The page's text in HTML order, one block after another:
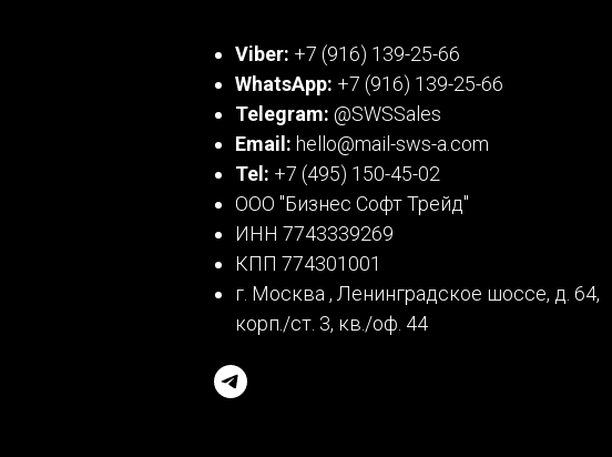
Viber: +7 (916) 139-25-66
WhatsApp: +7 (916) 139-25-66
Telegram: @SWSSales
Email: hello@mail-sws-a.com
Tel: +7 (495) 150-45-02
ООО "Бизнес Софт Трейд"
ИНН 7743339269
КПП 774301001
г. Москва , Ленинградское шоссе, д. 64,
корп./ст. 3, кв./оф. 44